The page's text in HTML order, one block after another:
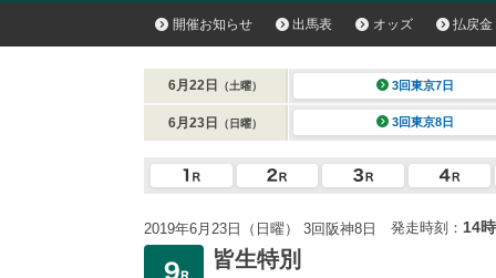
開催お知らせ 出馬表 オッズ 払戻金
6月22日 （土曜） 3回東京7日
6月23日 （日曜） 3回東京8日
2019年6月23日（日曜） 3回阪神8日 発走時刻： 14
皆生特別